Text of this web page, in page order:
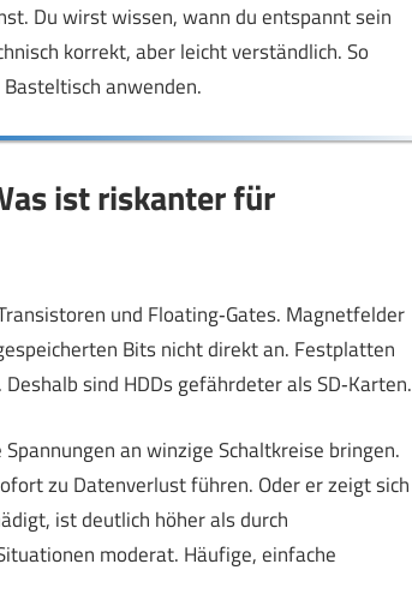
Du wirst wissen, wann du entspannt sein
korrekt, aber leicht verständlich. So
anwenden.
ist riskanter für
und Floating‑Gates. Magnetfelder
Bits nicht direkt an. Festplatten
sind HDDs gefährdeter als SD‑Karten.
an winzige Schaltkreise bringen.
zu Datenverlust führen. Oder er zeigt sich
ist deutlich höher als durch
moderat. Häufige, einfache